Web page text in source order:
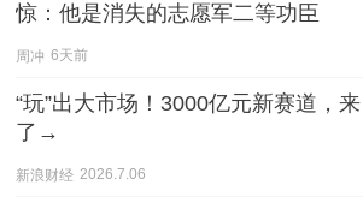
惊：他是消失的志愿军二等功臣
周冲 6天前
“玩”出大市场！3000亿元新赛道，来
了→
新浪财经 2026.7.06